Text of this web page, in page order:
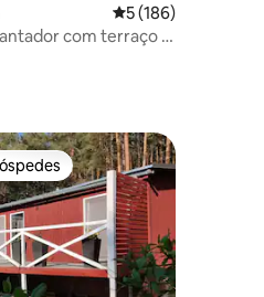
5 de uma avaliação
5 (186)
com terraço e
preferidos dos hóspedes